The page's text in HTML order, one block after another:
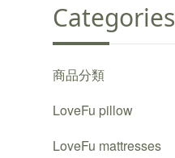
Categories
商品分類
LoveFu pillow
LoveFu mattresses